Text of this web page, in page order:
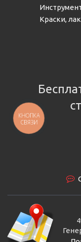
Краски,
КНОПКА
СВЯЗИ